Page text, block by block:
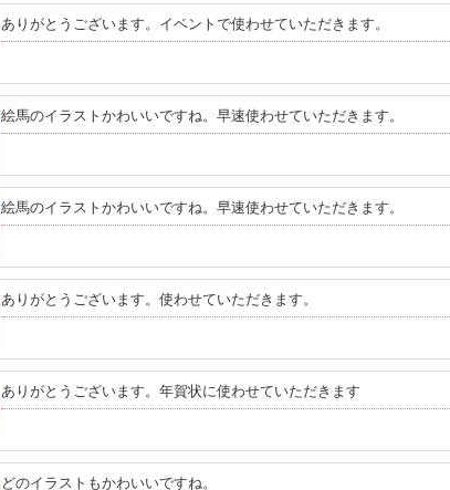
ありがとうございます。イベントで使わせていただきます。
絵馬のイラストかわいいですね。早速使わせていただきます。
絵馬のイラストかわいいですね。早速使わせていただきます。
ありがとうございます。使わせていただきます。
ありがとうございます。年賀状に使わせていただきます
どのイラストもかわいいですね。